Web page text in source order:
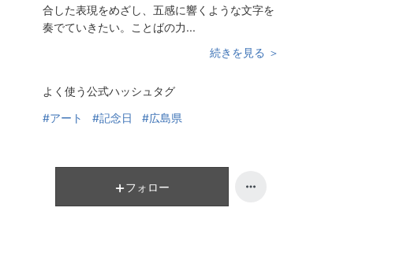
合した表現をめざし、五感に響くような文字を
奏でていきたい。ことばの力...
続きを見る ＞
よく使う公式ハッシュタグ
#アート #記念日 #広島県
フォロー